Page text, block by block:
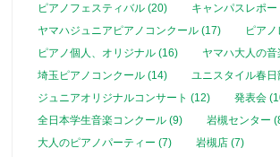
ピアノフェスティバル (20)
キャンパスレポ
ヤマハジュニアピアノコンクール (17)
ピア
ピアノ個人、オリジナル (16)
ヤマハ大人の
埼玉ピアノコンクール (14)
ユニスタイル春
ジュニアオリジナルコンサート (12)
発表会
全日本学生音楽コンクール (9)
岩槻センター
大人のピアノパーティー (7)
岩槻店 (7)